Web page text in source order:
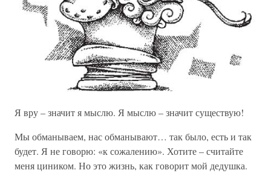
Я вру – значит я мыслю. Я мыслю – значит существую!
Мы обманываем, нас обманывают… так было, есть и так
будет. Я не говорю: «к сожалению». Хотите – считайте
меня циником. Но это жизнь, как говорит мой дедушка.